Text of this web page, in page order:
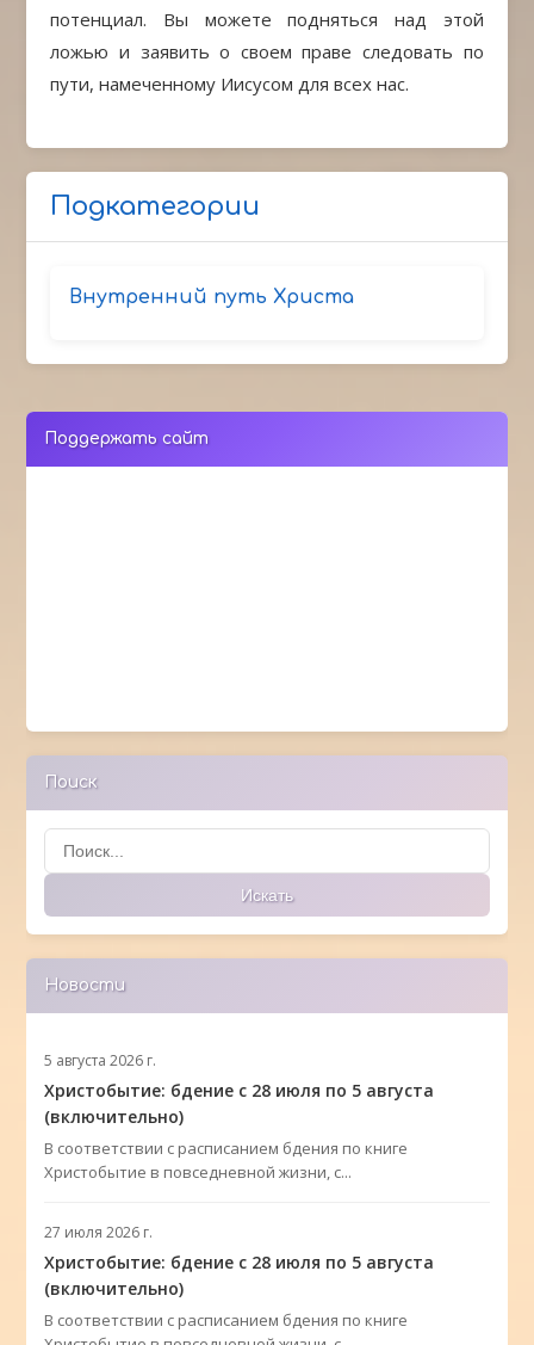
потенциал. Вы можете подняться над этой
ложью и заявить о своем праве следовать по
пути, намеченному Иисусом для всех нас.
Подкатегории
Внутренний путь Христа
Поддержать сайт
Поиск
Поиск
Искать
Новости
5 августа 2026 г.
Христобытие: бдение с 28 июля по 5 августа
(включительно)
В соответствии с расписанием бдения по книге
Христобытие в повседневной жизни, с...
27 июля 2026 г.
Христобытие: бдение с 28 июля по 5 августа
(включительно)
В соответствии с расписанием бдения по книге